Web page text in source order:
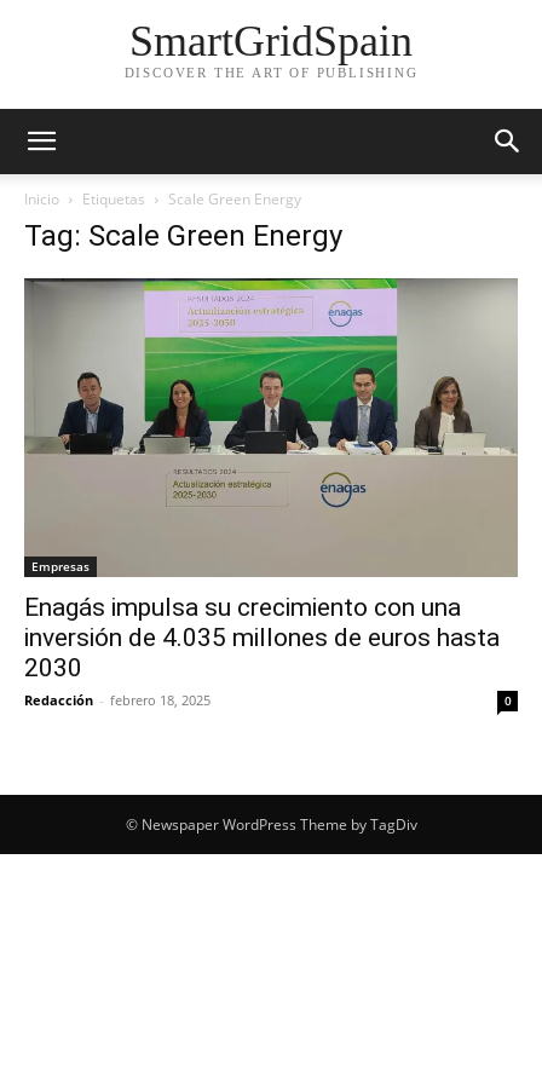
SmartGridSpain
DISCOVER THE ART OF PUBLISHING
Inicio Etiquetas Scale Green Energy
Tag: Scale Green Energy
Empresas
Enagás impulsa su crecimiento con una
inversión de 4.035 millones de euros hasta
2030
Redacción - febrero 18, 2025 0
© Newspaper WordPress Theme by TagDiv